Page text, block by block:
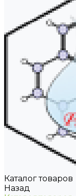
Каталог товаров
Назад